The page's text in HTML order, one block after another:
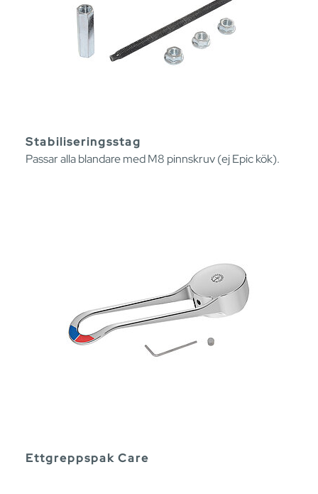
Stabiliseringsstag
Passar alla blandare med M8 pinnskruv (ej Epic kök).
Ettgreppspak Care